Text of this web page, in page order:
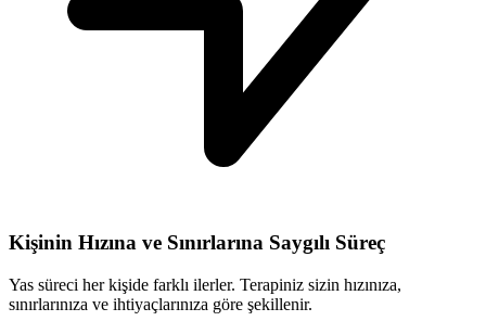
Kişinin Hızına ve Sınırlarına Saygılı Süreç
Yas süreci her kişide farklı ilerler. Terapiniz sizin hızınıza,
sınırlarınıza ve ihtiyaçlarınıza göre şekillenir.